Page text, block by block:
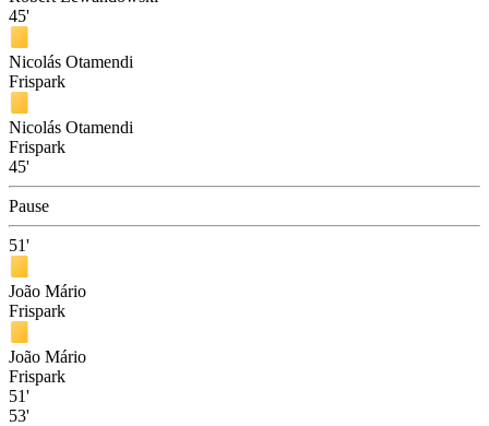
45'
Nicolás Otamendi
Frispark
Nicolás Otamendi
Frispark
45'
Pause
51'
João Mário
Frispark
João Mário
Frispark
51'
53'